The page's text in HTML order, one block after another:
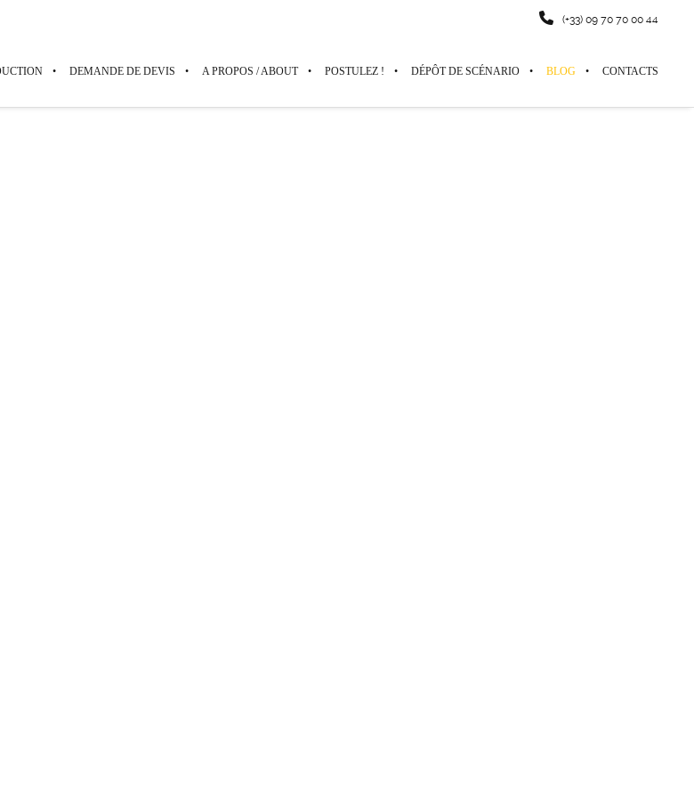
(+33) 09 70 70 00 44
DEMANDE DE DEVIS A PROPOS / ABOUT POSTULEZ ! DÉPÔT DE SCÉNARIO BLOG CONTACTS